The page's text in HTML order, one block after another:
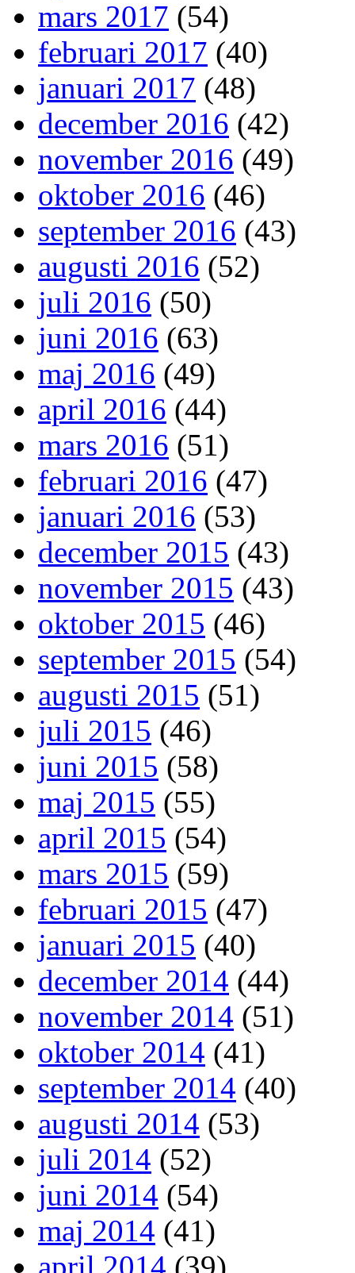
mars 2017 (54)
februari 2017 (40)
januari 2017 (48)
december 2016 (42)
november 2016 (49)
oktober 2016 (46)
september 2016 (43)
augusti 2016 (52)
juli 2016 (50)
juni 2016 (63)
maj 2016 (49)
april 2016 (44)
mars 2016 (51)
februari 2016 (47)
januari 2016 (53)
december 2015 (43)
november 2015 (43)
oktober 2015 (46)
september 2015 (54)
augusti 2015 (51)
juli 2015 (46)
juni 2015 (58)
maj 2015 (55)
april 2015 (54)
mars 2015 (59)
februari 2015 (47)
januari 2015 (40)
december 2014 (44)
november 2014 (51)
oktober 2014 (41)
september 2014 (40)
augusti 2014 (53)
juli 2014 (52)
juni 2014 (54)
maj 2014 (41)
april 2014 (39)